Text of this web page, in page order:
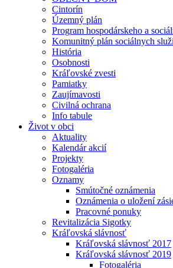
Cintorín
Územný plán
Program hospodárskeho a
Komunitný plán sociálnych
História
Osobnosti
Kráľovské zvesti
Pamiatky
Zaujímavosti
Civilná ochrana
Info tabule
Život v obci
Aktuality
Kalendár akcií
Projekty
Fotogaléria
Oznamy
Smútočné oznámenia
Oznámenia o uložení
Pracovné ponuky
Revitalizácia Sigotky
Kráľovská slávnosť
Kráľovská slávnosť 2017
Kráľovská slávnosť 2019
Fotogaléria